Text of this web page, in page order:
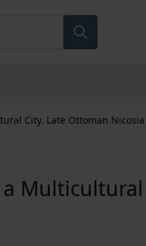
City. Late Ottoman Nicosia